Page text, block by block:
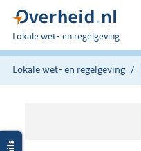
U
bent
hier:
Lokale wet- en regelgeving
Lokale wet- en regelgeving